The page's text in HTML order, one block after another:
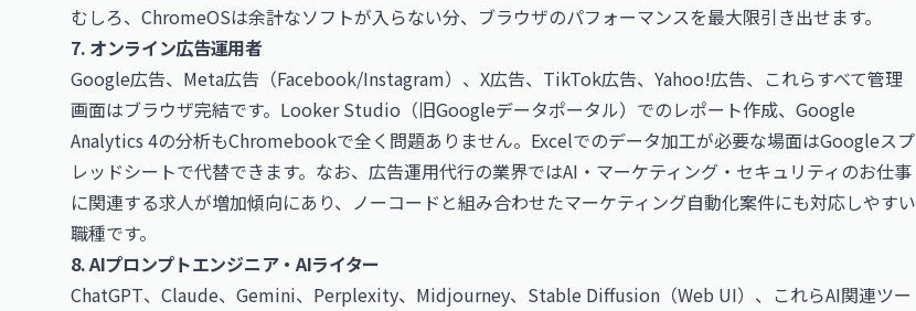
むしろ、ChromeOSは余計なソフトが入らない分、ブラウザのパフォーマンスを最大限引き出せます。
7. オンライン広告運用者
Google広告、Meta広告（Facebook/Instagram）、X広告、TikTok広告、Yahoo!広告、これらすべて管理
画面はブラウザ完結です。Looker Studio（旧Googleデータポータル）でのレポート作成、Google
Analytics 4の分析もChromebookで全く問題ありません。Excelでのデータ加工が必要な場面はGoogleスプ
レッドシートで代替できます。なお、広告運用代行の業界ではAI・マーケティング・セキュリティのお仕事
に関連する求人が増加傾向にあり、ノーコードと組み合わせたマーケティング自動化案件にも対応しやすい
職種です。
8. AIプロンプトエンジニア・AIライター
ChatGPT、Claude、Gemini、Perplexity、Midjourney、Stable Diffusion（Web UI）、これらAI関連ツー